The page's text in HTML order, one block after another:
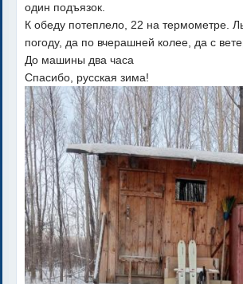
один подъязок.
К обеду потеплело, 22 на термометре.
погоду, да по вчерашней колее, да с
До машины два часа
Спасибо, русская зима!